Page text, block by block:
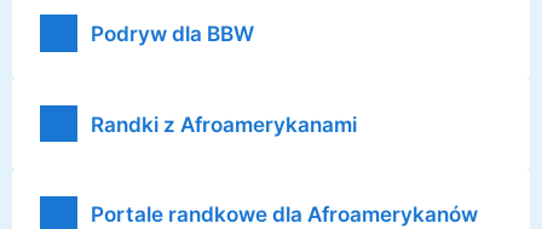
Podryw dla BBW
Randki z Afroamerykanami
Portale randkowe dla Afroamerykanów